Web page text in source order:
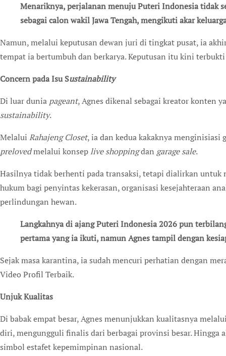
Menariknya, perjalanan menuju Puteri Indonesia tidak
sebagai calon wakil Jawa Tengah, mengikuti akar
Namun, melalui keputusan dewan juri di tingkat pusat, ia
tempat ia bertumbuh dan berkarya. Keputusan itu kini
Concern pada Isu Sustainability
Di luar dunia pageant, Agnes dikenal sebagai kreator konten
sustainability.
Melalui Rahajeng Closet, ia dan kedua kakaknya
prelovedmelalui konsep live shoppingdan garage sale.
Hasilnya tidak berhenti pada transaksi, tetapi dialirkan untuk
hukum bagi penyintas kekerasan, organisasi kesejahteraan
perlindungan hewan.
Langkahnya di ajang Puteri Indonesia 2026 pun terbilang gemilang. Ini merupakan kontes kecantikan
pertama yang ia ikuti, namun Agnes tampil dengan
Sejak masa karantina, ia sudah mencuri perhatian dengan
Video Profil Terbaik.
Unjuk Kualitas
Di babak empat besar, Agnes menunjukkan kualitasnya
diri, mengungguli finalis dari berbagai provinsi besar. Hingga
simbol estafet kepemimpinan nasional.